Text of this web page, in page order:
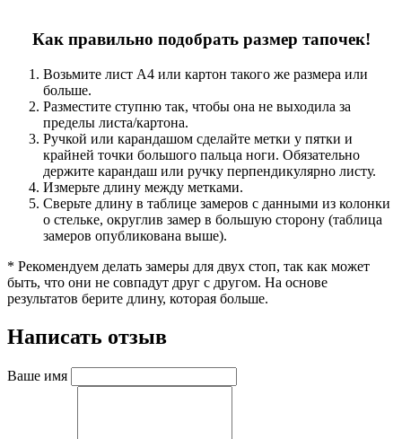
Как правильно подобрать размер тапочек!
Возьмите лист А4 или картон такого же размера или
больше.
Разместите ступню так, чтобы она не выходила за
пределы листа/картона.
Ручкой или карандашом сделайте метки у пятки и
крайней точки большого пальца ноги. Обязательно
держите карандаш или ручку перпендикулярно листу.
Измерьте длину между метками.
Сверьте длину в таблице замеров с данными из колонки
о стельке, округлив замер в большую сторону (таблица
замеров опубликована выше).
* Рекомендуем делать замеры для двух стоп, так как может
быть, что они не совпадут друг с другом. На основе
результатов берите длину, которая больше.
Написать отзыв
Ваше имя